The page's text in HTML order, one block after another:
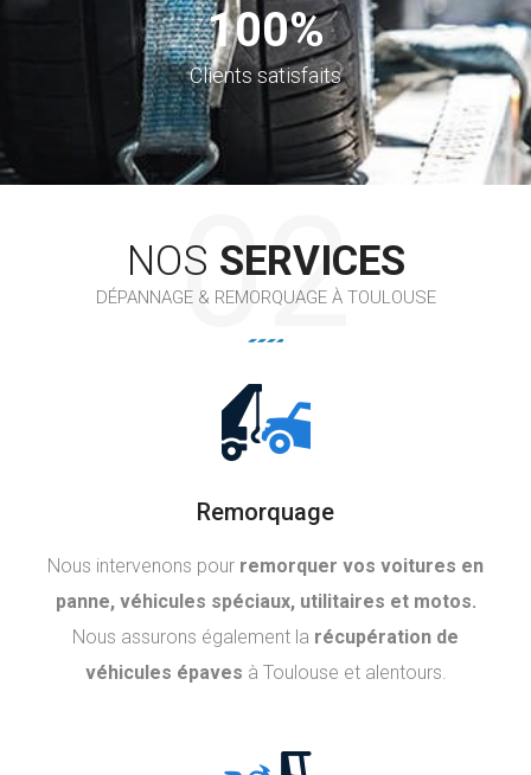
Clients satisfaits
100%
02
NOS SERVICES
DÉPANNAGE & REMORQUAGE À TOULOUSE
Remorquage
Nous intervenons pour remorquer vos voitures en
panne, véhicules spéciaux, utilitaires et motos.
Nous assurons également la récupération de
véhicules épaves à Toulouse et alentours.